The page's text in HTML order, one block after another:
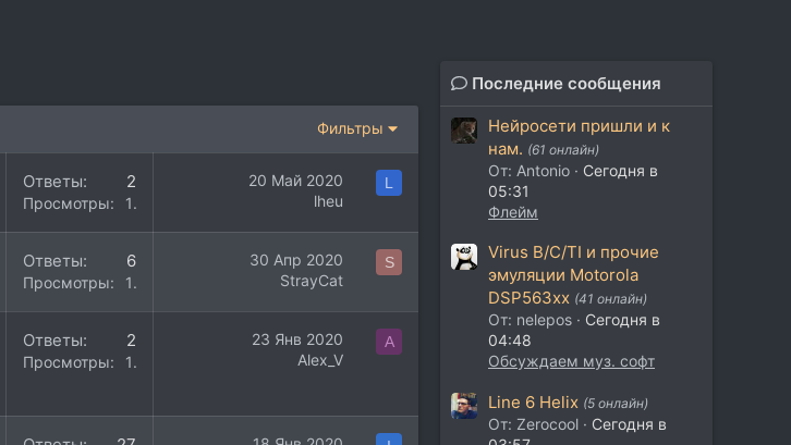
Фильтры
Ответы 2
Просмотры 18K
20 Май 2020
lheu
L
Ответы 6
Просмотры 19K
30 Апр 2020
StrayCat
S
Ответы 2
Просмотры 18K
23 Янв 2020
Alex_V
A
Последние сообщения
Нейросети пришли и к
нам. (61 онлайн)
От: Antonio
Сегодня в
05:31
Флейм
Virus B/C/TI и прочие
эмуляции Motorola
DSP563xx (41 онлайн)
От: nelepos
Сегодня в
04:48
Обсуждаем муз. софт
Line 6 Helix (5 онлайн)
От: Zerocool
Сегодня в